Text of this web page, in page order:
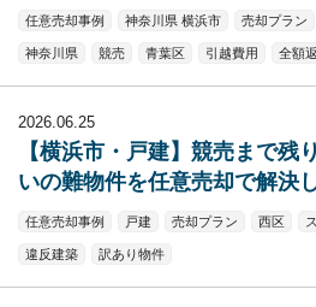
任意売却事例 神奈川県 横浜市 売却プラン
神奈川県 競売 青葉区 引越費用 全額
2026.06.25
【横浜市・戸建】競売まで残
いの難物件を任意売却で解決
任意売却事例 戸建 売却プラン 西区
違反建築 訳あり物件